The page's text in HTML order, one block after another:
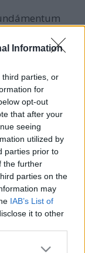
Information
third parties, or
for
opt-out
that after your
seeing
utilized by
parties prior to
the further
parties on the
may
IAB’s List of
it to other
more Google
nem mutatá
összehajtá,
az útszél
Az idő